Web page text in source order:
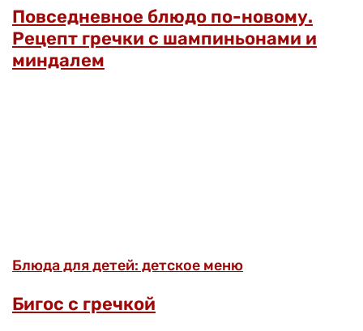
Повседневное блюдо по-новому.
Рецепт гречки с шампиньонами и
миндалем
Блюда для детей: детское меню
Бигос с гречкой